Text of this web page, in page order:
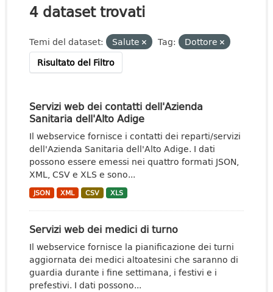
4 dataset trovati
Temi del dataset: Salute Tag:
Dottore
Risultato del Filtro
Servizi web dei contatti dell'Azienda
Sanitaria dell'Alto Adige
Il webservice fornisce i contatti dei reparti/servizi
dell'Azienda Sanitaria dell'Alto Adige. I dati
possono essere emessi nei quattro formati JSON,
XML, CSV e XLS e sono...
JSON XML CSV XLS
Servizi web dei medici di turno
Il webservice fornisce la pianificazione dei turni
aggiornata dei medici altoatesini che saranno di
guardia durante i fine settimana, i festivi e i
prefestivi. I dati possono...